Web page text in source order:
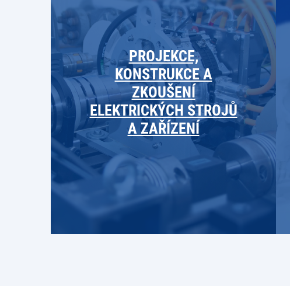
PROJEKCE,
KONSTRUKCE A
ZKOUŠENÍ
ELEKTRICKÝCH STROJŮ
A ZAŘÍZENÍ